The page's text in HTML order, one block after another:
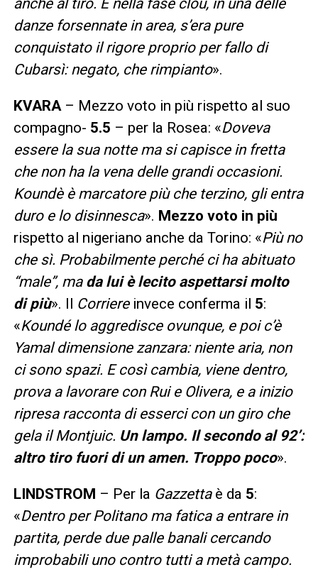
danze forsennate in area, s’era pure
conquistato il rigore proprio per fallo di
Cubarsì: negato, che rimpianto».
KVARA– Mezzo voto in più rispetto al suo
compagno- 5.5 – per la Rosea: «Doveva
essere la sua notte ma si capisce in fretta
che non ha la vena delle grandi occasioni.
Koundè è marcatore più che terzino, gli entra
duro e lo disinnesca». Mezzo voto in più
rispetto al nigeriano anche da Torino: «Più no
che sì. Probabilmente perché ci ha abituato
“male”, ma da lui è lecito aspettarsi molto
di più». Il Corriereinvece conferma il 5:
«Koundé lo aggredisce ovunque, e poi c’è
Yamal dimensione zanzara: niente aria, non
ci sono spazi. E così cambia, viene dentro,
prova a lavorare con Rui e Olivera, e a inizio
ripresa racconta di esserci con un giro che
gela il Montjuic. Un lampo. Il secondo al 92’:
altro tiro fuori di un amen. Troppo poco».
LINDSTROM – Per la Gazzettaè da 5:
«Dentro per Politano ma fatica a entrare in
partita, perde due palle banali cercando
improbabili uno contro tutti a metà campo.